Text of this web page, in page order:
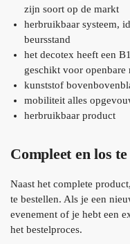
zijn soort op de markt
herbruikbaar systeem,
beursstand
het decotex heeft een
geschikt voor openbare
kunststof
mobiliteit alles
herbruikbaar product
Compleet en los
Naast het complete
te bestellen. Als je een
evenement of je hebt een
het bestelproces.